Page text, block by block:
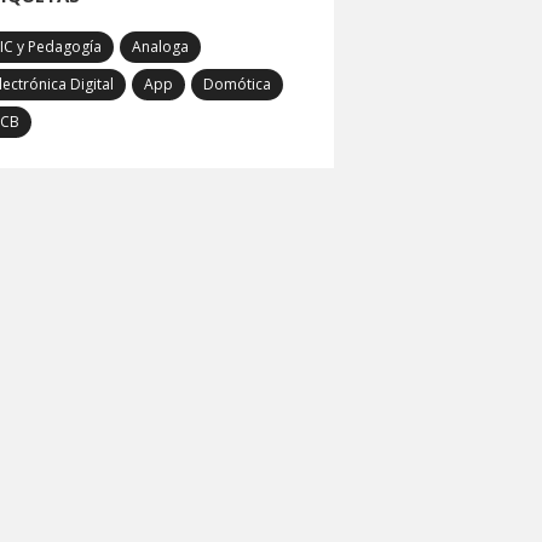
y Pedagogía
Analoga
Digital
App
Domótica